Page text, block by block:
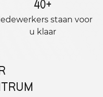
40+
staan ​​voor
u klaar